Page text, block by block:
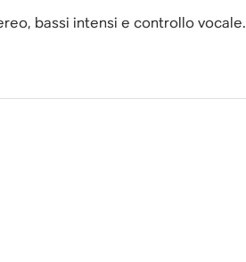
bassi intensi e controllo vocale.